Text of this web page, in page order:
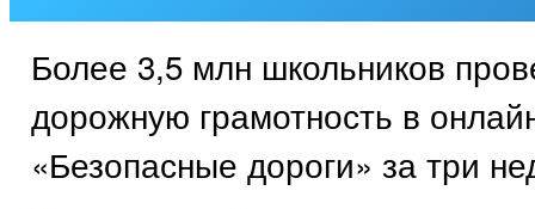
Более 3,5 млн школьников
дорожную грамотность в
«Безопасные дороги» за три